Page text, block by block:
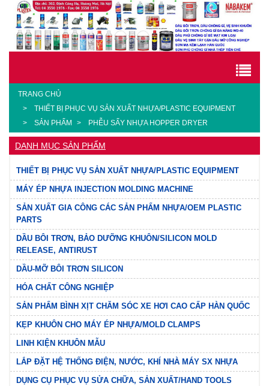
TRANG CHỦ
THIẾT BỊ PHỤC VỤ SẢN XUẤT NHỰA/PLASTIC EQUIPMENT
SẢN PHẨM
PHỄU SẤY NHỰA HOPPER DRYER
DANH MỤC SẢN PHẨM
THIẾT BỊ PHỤC VỤ SẢN XUẤT NHỰA/PLASTIC EQUIPMENT
MÁY ÉP NHỰA INJECTION MOLDING MACHINE
SẢN XUẤT GIA CÔNG CÁC SẢN PHẨM NHỰA/OEM PLASTIC
PARTS
DẦU BÔI TRƠN, BẢO DƯỠNG KHUÔN/SILICON MOLD
RELEASE, ANTIRUST
DẦU-MỠ BÔI TRƠN SILICON
HÓA CHẤT CÔNG NGHIỆP
SẢN PHẨM BÌNH XỊT CHĂM SÓC XE HƠI CAO CẤP HÀN QUỐC
KẸP KHUÔN CHO MÁY ÉP NHỰA/MOLD CLAMPS
LINH KIỆN KHUÔN MẪU
LẮP ĐẶT HỆ THỐNG ĐIỆN, NƯỚC, KHÍ NHÀ MÁY SX NHỰA
DỤNG CỤ PHỤC VỤ SỬA CHỮA, SẢN XUẤT/HAND TOOLS